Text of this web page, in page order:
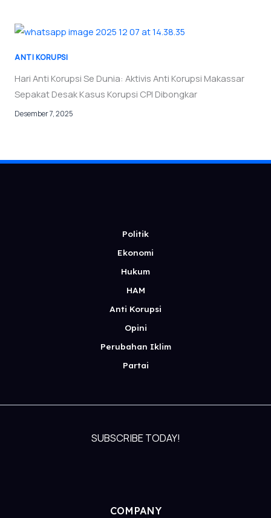
ANTI KORUPSI
Hari Anti Korupsi Se Dunia: Aktivis Anti Korupsi Makassar
Sepakat Desak Kasus Korupsi CPI Dibongkar
Desember 7, 2025
Politik
Ekonomi
Hukum
HAM
Anti Korupsi
Opini
Perubahan Iklim
Partai
SUBSCRIBE TODAY!
COMPANY